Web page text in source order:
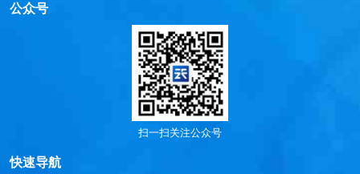
公众号
扫一扫关注公众号
快速导航